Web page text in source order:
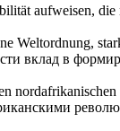
aufweisen, die
Weltordnung,
вклад в
nordafrikanischen